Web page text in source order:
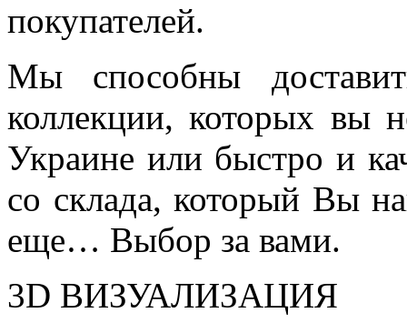
покупателей.
Мы способны
коллекции, которых вы
Украине или быстро и
со склада, который Вы
еще… Выбор за вами.
3D ВИЗУАЛИЗАЦИЯ